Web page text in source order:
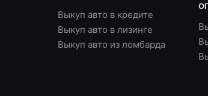
Выкуп авто в кредите
Выкуп авто в лизинге
Выкуп авто из ломбарда